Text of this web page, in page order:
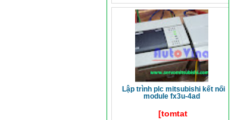
lập trình plc mitsubishi kết nối
module fx3u-4ad
[tomtat